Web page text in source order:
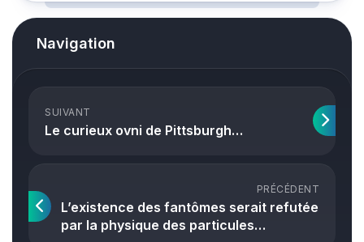
Navigation
SUIVANT
Le curieux ovni de Pittsburgh…
PRÉCÉDENT
L’existence des fantômes serait refutée
par la physique des particules…